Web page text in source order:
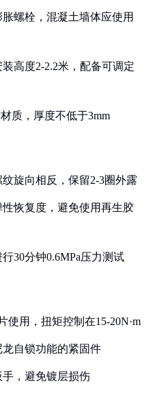
螺栓，混凝土墙体应使用
高度2-2.2米，配备可调定
质，厚度不低于3mm
旋向相反，保留2-3圈外露
恢复度，避免使用再生胶
30分钟0.6MPa压力测试
使用，扭矩控制在15-20N·m
自锁功能的紧固件
，避免镀层损伤